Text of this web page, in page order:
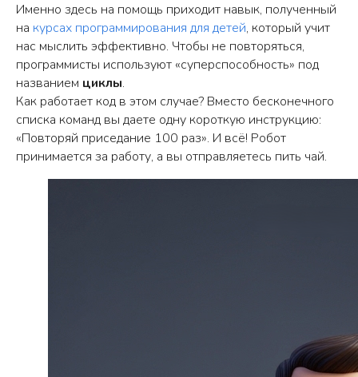
Именно здесь на помощь приходит навык, полученный
на курсах программирования для детей, который учит
нас мыслить эффективно. Чтобы не повторяться,
программисты используют «суперспособность» под
названием циклы.
Как работает код в этом случае? Вместо бесконечного
списка команд вы даете одну короткую инструкцию:
«Повторяй приседание 100 раз». И всё! Робот
принимается за работу, а вы отправляетесь пить чай.